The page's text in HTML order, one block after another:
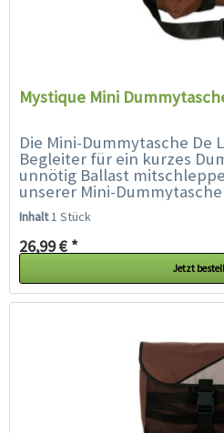
Mystique Mini
Die Mini-Dummytasche De
Begleiter für ein kurzes
unnötig Ballast
unserer Mini-
Die ideale Tasche für
Inhalt1 Stück
26,99 € *
Jetzt